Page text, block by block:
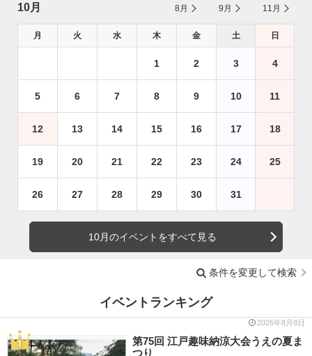
10月 8月 9月 11月
月 火 水 木 金 土 日
1 2 3 4
5 6 7 8 9 10 11
12 13 14 15 16 17 18
19 20 21 22 23 24 25
26 27 28 29 30 31
10月のイベントをすべて見る
条件を変更して検索
イベントランキング
2026年8月8日
第75回 江戸趣味納涼大会うえの夏ま
つり